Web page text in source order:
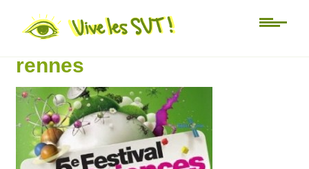
Non classé
festival-des-sciences-
rennes